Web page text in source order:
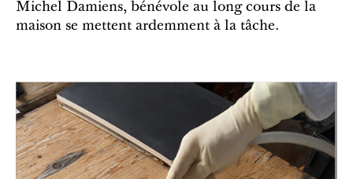
Michel Damiens, bénévole au long cours de la
maison se mettent ardemment à la tâche.